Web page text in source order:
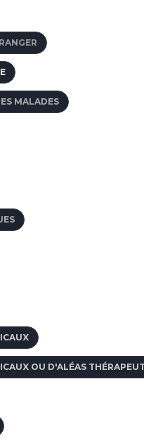
MALADES
OU D'ALÉAS